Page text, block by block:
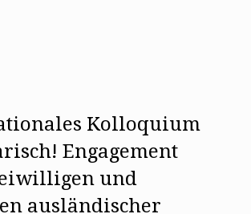
Kolloquium
Engagement
und
ausländischer